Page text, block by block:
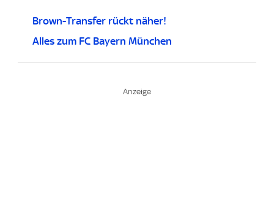
Brown-Transfer rückt näher!
Alles zum FC Bayern München